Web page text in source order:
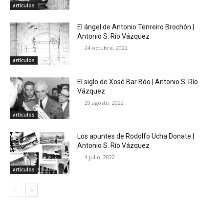
artículos
artículos
El ángel de Antonio Tenreiro Brochón |
Antonio S. Río Vázquez
24 octubre, 2022
artículos
El siglo de Xosé Bar Bóo | Antonio S. Río
Vázquez
29 agosto, 2022
artículos
Los apuntes de Rodolfo Ucha Donate |
Antonio S. Río Vázquez
4 julio, 2022